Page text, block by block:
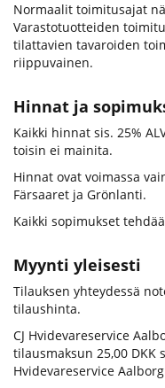
Normaalit toimitusajat
Varastotuotteiden
tilattavien tavaroiden
riippuvainen.
Hinnat ja
Kaikki hinnat sis. 25%
toisin ei mainita.
Hinnat ovat voimassa
Färsaaret ja Grönlanti.
Kaikki sopimukset
Myynti yleisesti
Tilauksen yhteydessä
tilaushinta.
CJ Hvidevareservice
tilausmaksun 25,00 DKK
Hvidevareservice